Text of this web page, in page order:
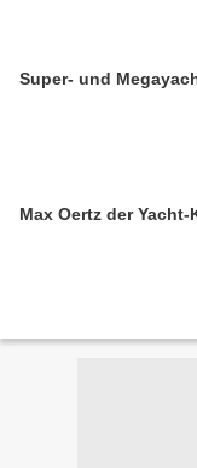
Super- und
Max Oertz der